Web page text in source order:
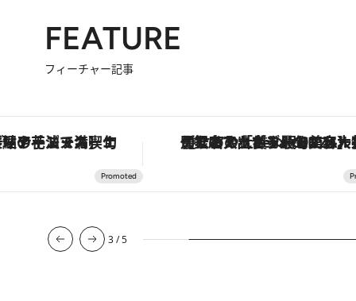
FEATURE
フィーチャー記事
ズッキーニなどをイタリア・トスカーナの郷土料理の手法で満喫！ 【銀座で出合う最旬美容】美髪ケアや上質な眠り…セルフケアのアップデートから、特別な名入れギフトまで。大人のための「ReFa
3/5